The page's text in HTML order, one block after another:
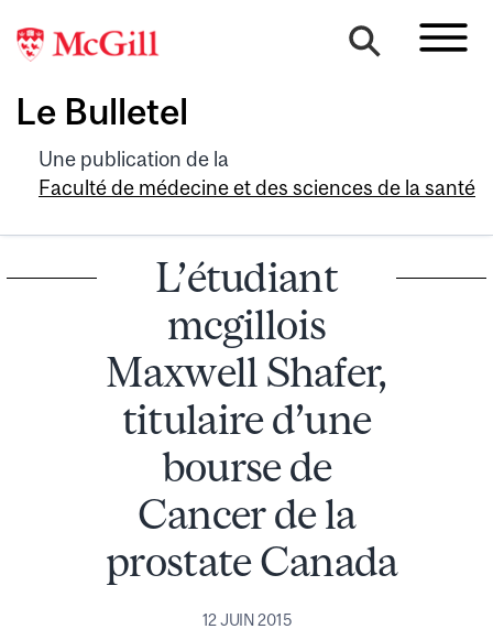
Le Bulletel
Une publication de la
Faculté de médecine et des sciences de la santé
L’étudiant
mcgillois
Maxwell Shafer,
titulaire d’une
bourse de
Cancer de la
prostate Canada
12 JUIN 2015